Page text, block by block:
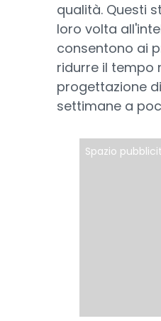
qualità. Questi
loro volta
consentono ai
ridurre il tempo
progettazione
settimane a
Spazio